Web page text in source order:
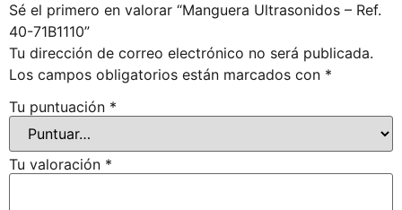
Sé el primero en valorar “Manguera Ultrasonidos – Ref.
40-71B1110”
Tu dirección de correo electrónico no será publicada.
Los campos obligatorios están marcados con *
Tu puntuación *
Tu valoración *